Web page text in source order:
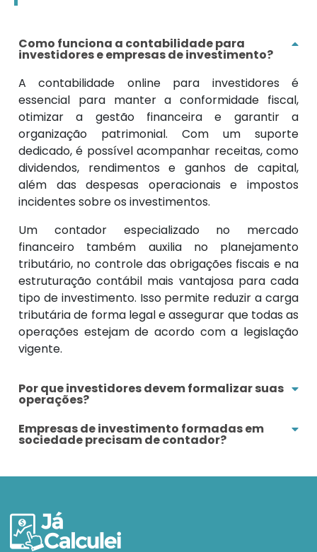
Como funciona a contabilidade para
investidores e empresas de investimento?
A contabilidade online para investidores é
essencial para manter a conformidade fiscal,
otimizar a gestão financeira e garantir a
organização patrimonial. Com um suporte
dedicado, é possível acompanhar receitas, como
dividendos, rendimentos e ganhos de capital,
além das despesas operacionais e impostos
incidentes sobre os investimentos.
Um contador especializado no mercado
financeiro também auxilia no planejamento
tributário, no controle das obrigações fiscais e na
estruturação contábil mais vantajosa para cada
tipo de investimento. Isso permite reduzir a carga
tributária de forma legal e assegurar que todas as
operações estejam de acordo com a legislação
vigente.
Por que investidores devem formalizar suas
operações?
Empresas de investimento formadas em
sociedade precisam de contador?